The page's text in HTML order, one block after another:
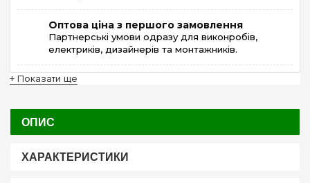
Оптова ціна з першого замовлення
Партнерські умови одразу для виконробів,
електриків, дизайнерів та монтажників.
+ Показати ще
ОПИС
ХАРАКТЕРИСТИКИ